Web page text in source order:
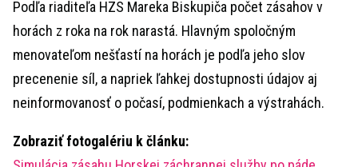
Podľa riaditeľa HZS Mareka Biskupiča počet zásahov v
horách z roka na rok narastá. Hlavným spoločným
menovateľom nešťastí na horách je podľa jeho slov
precenenie síl, a napriek ľahkej dostupnosti údajov aj
neinformovanosť o počasí, podmienkach a výstrahách.
Zobraziť fotogalériu k článku: